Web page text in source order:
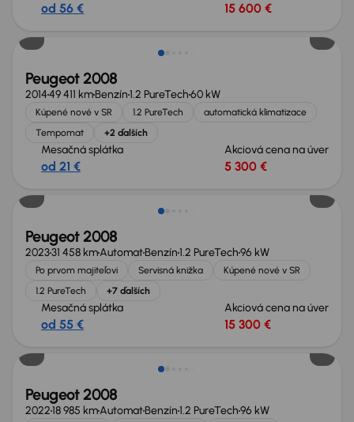
od 56 € 15 600 €
Peugeot 2008
201449 411 kmBenzín1.2 PureTech60 kW
Kúpené nové v SR 1.2 PureTech
automatická klimatizace
Tempomat
+2 ďalších
Mesačná splátka
od 21 €
Akciová cena na úver
5 300 €
Peugeot 2008
202331 458 kmAutomatBenzín1.2 PureTech96 kW
Po prvom majiteľovi Servisná knižka
Kúpené nové v SR
1.2 PureTech
+7 ďalších
Mesačná splátka
od 55 €
Akciová cena na úver
15 300 €
Peugeot 2008
202218 985 kmAutomatBenzín1.2 PureTech96 kW